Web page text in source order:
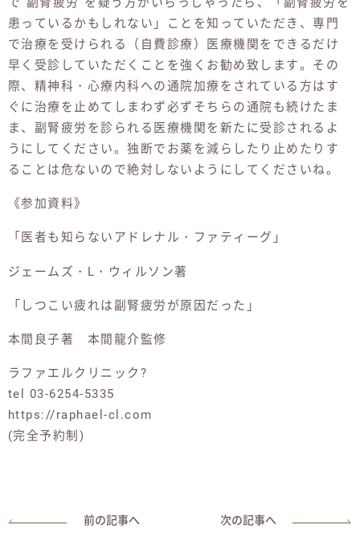
患っているかもしれない」ことを知っていただき、専門
で治療を受けられる（自費診療）医療機関をできるだけ
早く受診していただくことを強くお勧め致します。その
際、精神科・心療内科への通院加療をされている方はす
ぐに治療を止めてしまわず必ずそちらの通院も続けたま
ま、副腎疲労を診られる医療機関を新たに受診されるよ
うにしてください。独断でお薬を減らしたり止めたりす
ることは危ないので絶対しないようにしてくださいね。
《参加資料》
「医者も知らないアドレナル・ファティーグ」
ジェームズ・L・ウィルソン著
「しつこい疲れは副腎疲労が原因だった」
本間良子著 本間龍介監修
ラファエルクリニック?
tel 03-6254-5335
https://raphael-cl.com
(完全予約制)
前の記事へ 次の記事へ